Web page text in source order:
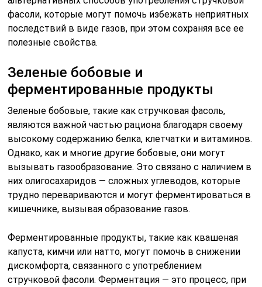
фасоли, которые могут помочь избежать неприятных
последствий в виде газов, при этом сохраняя все ее
полезные свойства.
Зеленые бобовые и
ферментированные продукты
Зеленые бобовые, такие как стручковая фасоль,
являются важной частью рациона благодаря своему
высокому содержанию белка, клетчатки и витаминов.
Однако, как и многие другие бобовые, они могут
вызывать газообразование. Это связано с наличием в
них олигосахаридов — сложных углеводов, которые
трудно перевариваются и могут ферментироваться в
кишечнике, вызывая образование газов.
Ферментированные продукты, такие как квашеная
капуста, кимчи или натто, могут помочь в снижении
дискомфорта, связанного с употреблением
стручковой фасоли. Ферментация — это процесс, при